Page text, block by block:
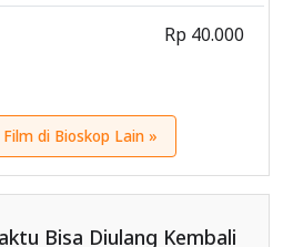
Rp 40.000
di Bioskop Lain »
Bisa Diulang Kembali